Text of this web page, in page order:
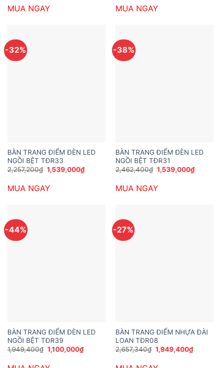
3,400,000₫.
MUA NGAY
3,283,200₫.
MUA NGAY
-32%
BÀN TRANG ĐIỂM ĐÈN LED
NGỒI BỆT TĐR33
2,257,200₫ Giá
gốc
2,257,200₫.
1,539,000₫Giá
hiện
MUA NGAY
-38%
BÀN TRANG ĐIỂM ĐÈN LED
NGỒI BỆT TĐR31
2,462,400₫ Giá
gốc
2,462,400₫.
1,539,000₫Giá
hiện
MUA NGAY
-44%
BÀN TRANG ĐIỂM ĐÈN LED
NGỒI BỆT TĐR39
1,949,400₫ Giá
gốc
1,100,000₫Giá
hiện
-27%
BÀN TRANG ĐIỂM NHỰA ĐÀI
LOAN TĐR08
2,657,340₫ Giá
gốc
1,949,400₫Giá
hiện